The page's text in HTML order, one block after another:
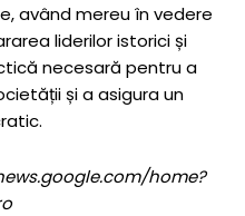
având mereu în vedere
liderilor istorici și
necesară pentru a
și a asigura un
home?